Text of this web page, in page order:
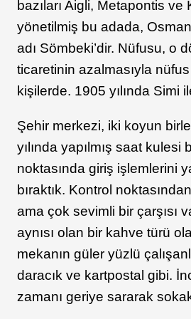
bazıları Aigli, Metapontis ve
yönetilmiş bu adada,
adı Sömbeki’dir. Nüfusu, o
ticaretinin azalmasıyla
kişilerde. 1905 yılında
Şehir merkezi, iki koyun
yılında yapılmış saat
noktasında giriş işlemlerini
bıraktık. Kontrol
ama çok sevimli bir çarşısı
aynısı olan bir kahve türü
mekanın güler yüzlü
daracık ve kartpostal gibi.
zamanı geriye sararak